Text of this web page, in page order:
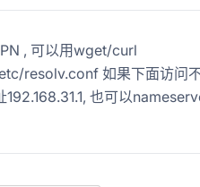
, 可以用wget/curl
resolv.conf 如果下面访问
也可以